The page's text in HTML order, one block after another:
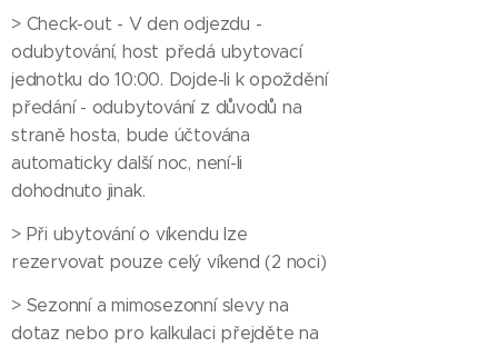
> Check-out - V den odjezdu -
odubytování, host předá ubytovací
jednotku do 10:00. Dojde-li k opoždění
předání - odubytování z důvodů na
straně hosta, bude účtována
automaticky další noc, není-li
dohodnuto jinak.
> Při ubytování o víkendu lze
rezervovat pouze celý víkend (2 noci)
> Sezonní a mimosezonní slevy na
dotaz nebo pro kalkulaci přejděte na